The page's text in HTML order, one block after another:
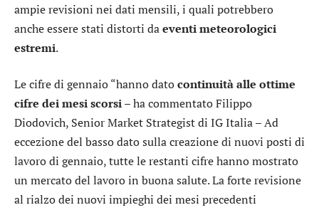
ampie revisioni nei dati mensili, i quali potrebbero
anche essere stati distorti daeventi meteorologici
estremi.
Le cifre di gennaio “hanno datocontinuità alle ottime
cifre dei mesi scorsi– ha commentato Filippo
Diodovich, Senior Market Strategist di IG Italia – Ad
eccezione del basso dato sulla creazione di nuovi posti di
lavoro di gennaio, tutte le restanti cifre hanno mostrato
un mercato del lavoro in buona salute. La forte revisione
al rialzo dei nuovi impieghi dei mesi precedenti